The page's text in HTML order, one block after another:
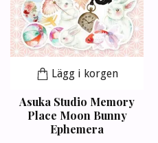
Lägg i korgen
Asuka Studio Memory
Place Moon Bunny
Ephemera